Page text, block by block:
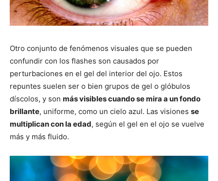
Otro conjunto de fenómenos visuales que se pueden
confundir con los flashes son causados por
perturbaciones en el gel del interior del ojo. Estos
repuntes suelen ser o bien grupos de gel o glóbulos
díscolos, y son más visibles cuando se mira a un fondo
brillante, uniforme, como un cielo azul. Las visiones se
multiplican con la edad, según el gel en el ojo se vuelve
más y más fluido.